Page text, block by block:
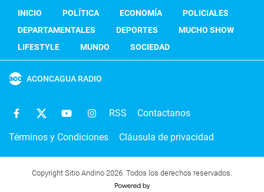
INICIO POLÍTICA ECONOMÍA
POLICIALES
DEPARTAMENTALES
DEPORTES
MUCHO SHOW
LIFESTYLE
MUNDO SOCIEDAD
ACONCAGUA RADIO
RSS Contactanos
Términos y Condiciones Cláusula de privacidad
Copyright Sitio Andino 2026. Todos los derechos reservados.